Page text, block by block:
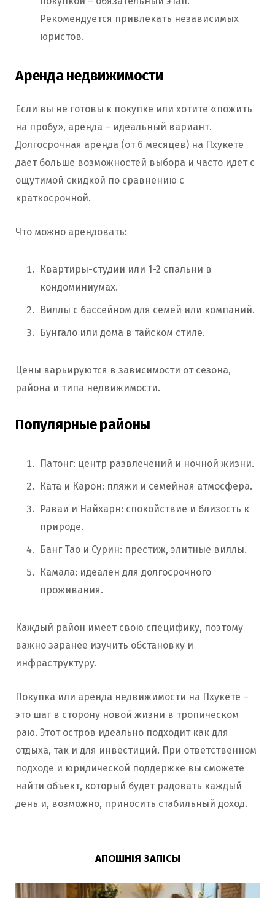
Рекомендуется привлекать независимых
юристов.
Аренда недвижимости
Если вы не готовы к покупке или хотите «пожить
на пробу», аренда – идеальный вариант.
Долгосрочная аренда (от 6 месяцев) на Пхукете
дает больше возможностей выбора и часто идет с
ощутимой скидкой по сравнению с
краткосрочной.
Что можно арендовать:
Квартиры-студии или 1-2 спальни в
кондоминиумах.
Виллы с бассейном для семей или компаний.
Бунгало или дома в тайском стиле.
Цены варьируются в зависимости от сезона,
района и типа недвижимости.
Популярные районы
Патонг: центр развлечений и ночной жизни.
Ката и Карон: пляжи и семейная атмосфера.
Раваи и Найхарн: спокойствие и близость к
природе.
Банг Тао и Сурин: престиж, элитные виллы.
Камала: идеален для долгосрочного
проживания.
Каждый район имеет свою специфику, поэтому
важно заранее изучить обстановку и
инфраструктуру.
Покупка или аренда недвижимости на Пхукете –
это шаг в сторону новой жизни в тропическом
раю. Этот остров идеально подходит как для
отдыха, так и для инвестиций. При ответственном
подходе и юридической поддержке вы сможете
найти объект, который будет радовать каждый
день и, возможно, приносить стабильный доход.
АПОШНІЯ ЗАПІСЫ